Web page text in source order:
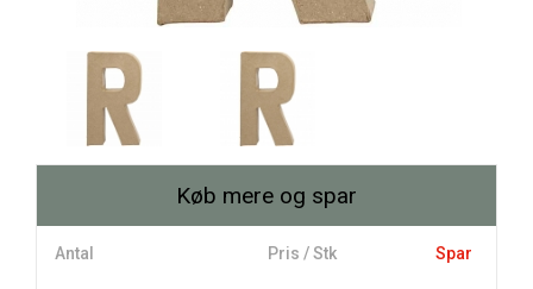
Køb mere og spar
Antal Pris / Stk Spar